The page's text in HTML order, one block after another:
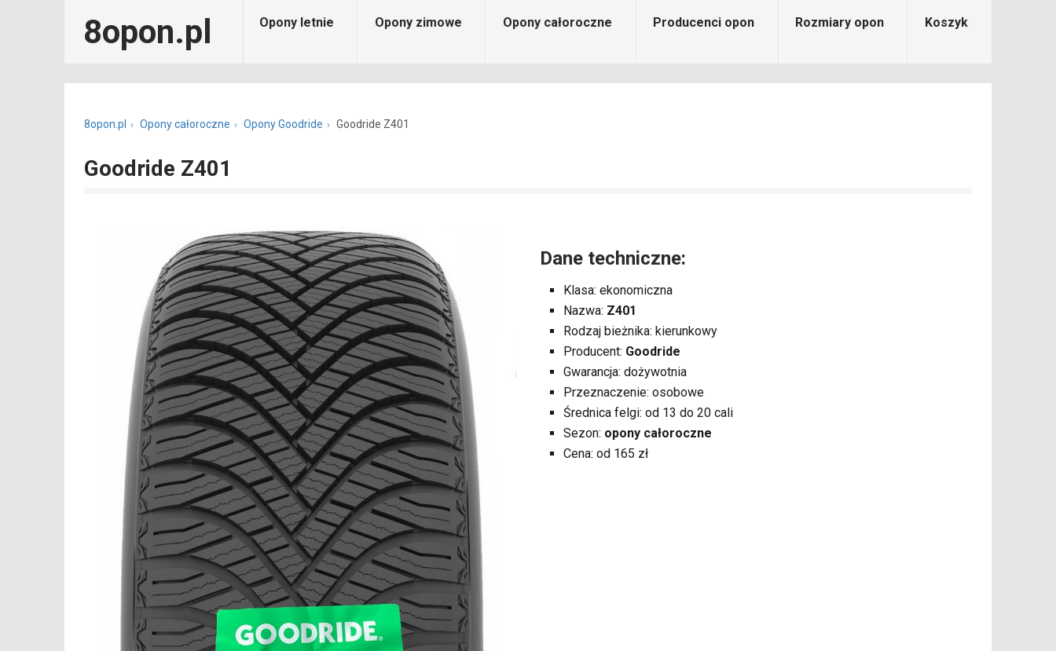
8opon.pl Opony letnie Opony zimowe Opony całoroczne Producenci opon Rozmiary opon Koszyk
8opon.pl Opony całoroczne Opony Goodride Goodride Z401
Goodride Z401
Dane techniczne:
Klasa: ekonomiczna
Nazwa: Z401
Rodzaj bieżnika: kierunkowy
Producent: Goodride
Gwarancja: dożywotnia
Przeznaczenie: osobowe
Średnica felgi: od 13 do 20 cali
Sezon: opony całoroczne
Cena: od 165 zł